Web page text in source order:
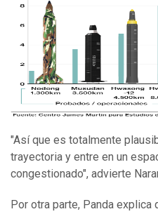
"Así que es totalmente
trayectoria y entre en un
congestionado", advierte
Por otra parte, Panda